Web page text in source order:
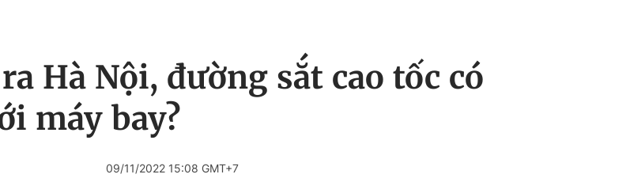
Hà Nội, đường sắt cao tốc có
máy bay?
09/11/2022 15:08 GMT+7